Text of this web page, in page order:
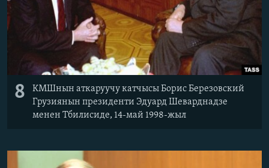
8
КМШнын аткаруучу катчысы Борис Березовский
Грузиянын президенти Эдуард Шеварднадзе
менен Тбилисиде, 14-май 1998-жыл